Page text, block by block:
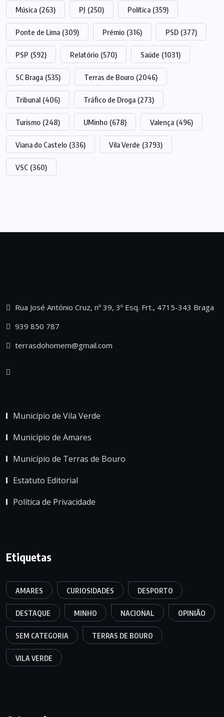
Música (263) PJ (250) Política (359)
Ponte de Lima (309) Prémio (316) PSD (377)
PSP (592) Relatório (570) Saúde (1031)
SC Braga (535) Terras de Bouro (2046)
Tribunal (406) Tráfico de Droga (273)
Turismo (248) UMinho (678) Valença (496)
Viana do Castelo (336) Vila Verde (3793)
VSC (360)
Rua José António Cruz, nº 39, 3º Esq. Frt., 4715-343 Braga
939 850 787
terrasdohomem@gmail.com
Município de Vila Verde
Município de Amares
Município de Terras de Bouro
Estatuto Editorial
Política de Privacidade
Etiquetas
AMARES CURIOSIDADES DESPORTO
DESTAQUE MINHO NACIONAL OPINIÃO
SEM CATEGORIA TERRAS DE BOURO
VILA VERDE